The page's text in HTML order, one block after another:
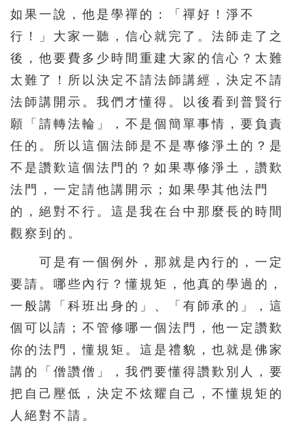
如果一說，他是學禪的：「禪好！淨不
行！」大家一聽，信心就完了。法師走了之
後，他要費多少時間重建大家的信心？太難
太難了！所以決定不請法師講經，決定不請
法師講開示。我們才懂得。以後看到普賢行
願「請轉法輪」，不是個簡單事情，要負責
任的。所以這個法師是不是專修淨土的？是
不是讚歎這個法門的？如果專修淨土，讚歎
法門，一定請他講開示；如果學其他法門
的，絕對不行。這是我在台中那麼長的時間
觀察到的。
可是有一個例外，那就是內行的，一定
要請。哪些內行？懂規矩，他真的學過的，
一般講「科班出身的」、「有師承的」，這
個可以請；不管修哪一個法門，他一定讚歎
你的法門，懂規矩。這是禮貌，也就是佛家
講的「僧讚僧」，我們要懂得讚歎別人，要
把自己壓低，決定不炫耀自己，不懂規矩的
人絕對不請。